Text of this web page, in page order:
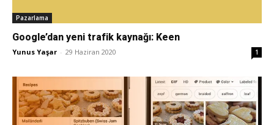
Pazarlama
Google’dan yeni trafik kaynağı: Keen
Yunus Yaşar - 29 Haziran 2020 1